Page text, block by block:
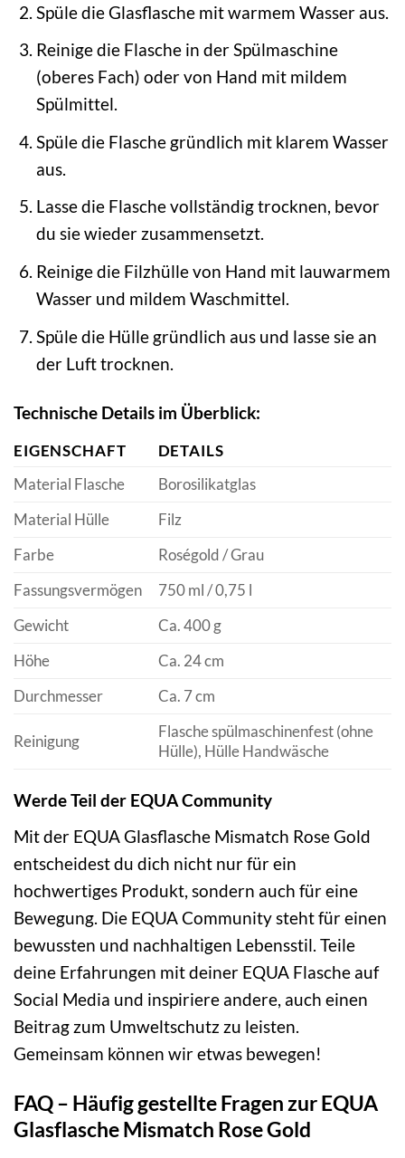
Spüle die Glasflasche mit warmem Wasser aus.
Reinige die Flasche in der Spülmaschine
(oberes Fach) oder von Hand mit mildem
Spülmittel.
Spüle die Flasche gründlich mit klarem Wasser
aus.
Lasse die Flasche vollständig trocknen, bevor
du sie wieder zusammensetzt.
Reinige die Filzhülle von Hand mit lauwarmem
Wasser und mildem Waschmittel.
Spüle die Hülle gründlich aus und lasse sie an
der Luft trocknen.
Technische Details im Überblick:
EIGENSCHAFT
DETAILS
Material Flasche
Borosilikatglas
Material Hülle
Filz
Farbe
Roségold / Grau
Fassungsvermögen
750 ml / 0,75 l
Gewicht
Ca. 400 g
Höhe
Ca. 24 cm
Durchmesser
Ca. 7 cm
Reinigung
Flasche spülmaschinenfest (ohne
Hülle), Hülle Handwäsche
Werde Teil der EQUA Community
Mit der EQUA Glasflasche Mismatch Rose Gold
entscheidest du dich nicht nur für ein
hochwertiges Produkt, sondern auch für eine
Bewegung. Die EQUA Community steht für einen
bewussten und nachhaltigen Lebensstil. Teile
deine Erfahrungen mit deiner EQUA Flasche auf
Social Media und inspiriere andere, auch einen
Beitrag zum Umweltschutz zu leisten.
Gemeinsam können wir etwas bewegen!
FAQ – Häufig gestellte Fragen zur EQUA
Glasflasche Mismatch Rose Gold